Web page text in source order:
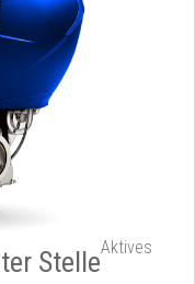
StelleAktives